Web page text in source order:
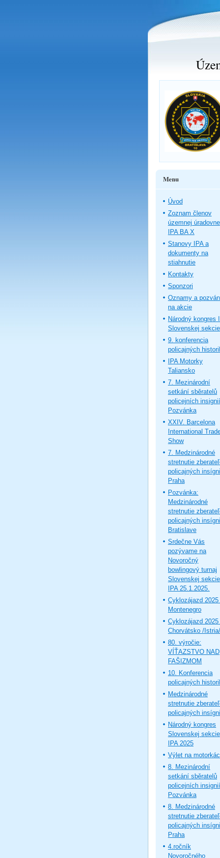
Menu
Úvod
Zoznam členov
územnej úradovne
IPA BA X
Stanovy IPA a
dokumenty na
stiahnutie
Kontakty
Sponzori
Oznamy a
na akcie
Národný kongres
Slovenskej sekcie
9. konferencia
policajných
IPA Motorky
Taliansko
7. Mezinárodní
setkání sběratelů
policejních
Pozvánka
XXIV. Barcelona
International
Show
7. Medzinárodné
stretnutie
policajných
Praha
Pozvánka:
Medzinárodné
stretnutie
policajných
Bratislave
Srdečne Vás
pozývame na
Novoročný
bowlingový turnaj
Slovenskej sekcie
IPA 25.1.2025.
Cyklozájazd 2025
Montenegro
Cyklozájazd 2025
Chorvátsko /Istria/
80. výročie:
VÍŤAZSTVO NAD
FAŠIZMOM
10. Konferencia
policajných
Medzinárodné
stretnutie
policajných
Národný kongres
Slovenskej sekcie
IPA 2025
Výlet na
8. Mezinárodní
setkání sběratelů
policejních
Pozvánka
8. Medzinárodné
stretnutie
policajných
Praha
4.ročník
Novoročného